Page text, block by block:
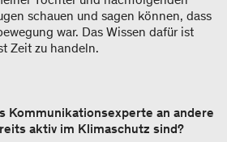
schauen und sagen können, dass
war. Das Wissen dafür ist
Zeit zu handeln.
Kommunikationsexperte an andere
aktiv im Klimaschutz sind?